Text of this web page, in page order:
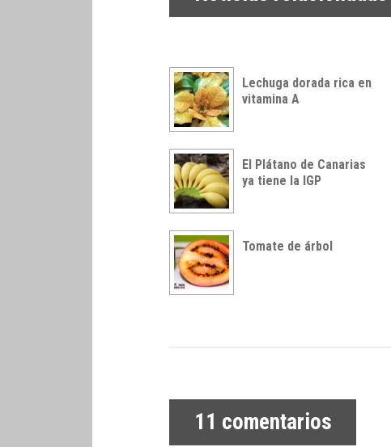
Lechuga dorada rica en
vitamina A
El Plátano de Canarias
ya tiene la IGP
Tomate de árbol
11 comentarios